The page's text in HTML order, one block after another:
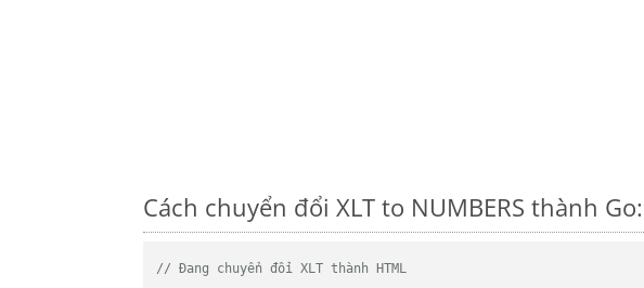
Cách chuyển đổi XLT to NUMBERS thành
// Đang chuyển đổi XLT thành HTML